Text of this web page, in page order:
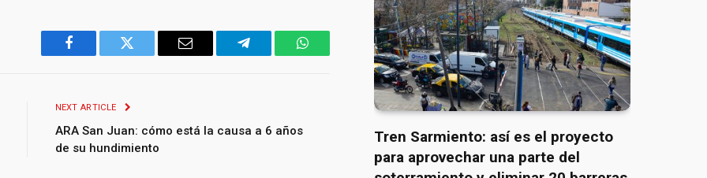
Facebook Twitter Email Telegram WhatsApp
NEXT ARTICLE
ARA San Juan: cómo está la causa a 6 años
de su hundimiento
Tren Sarmiento: así es el proyecto
para aprovechar una parte del